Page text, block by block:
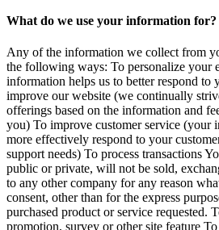
What do we use your information for?
Any of the information we collect from
the following ways: To personalize your
information helps us to better respond to
improve our website (we continually
offerings based on the information and
you) To improve customer service (your
more effectively respond to your
support needs) To process transactions
public or private, will not be sold,
to any other company for any reason
consent, other than for the express
purchased product or service requested.
promotion, survey or other site feature